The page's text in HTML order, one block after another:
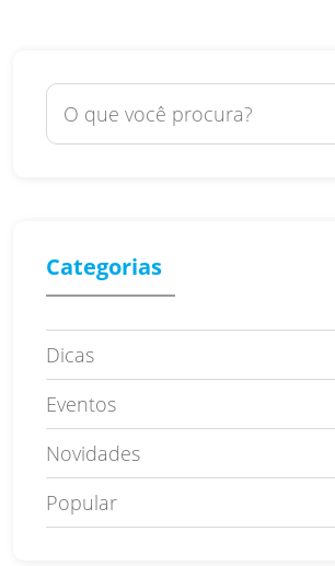
Categorias
Dicas
Eventos
Novidades
Popular